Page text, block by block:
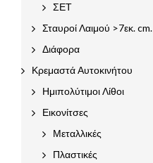
ΣΕΤ
Σταυροί Λαιμού >7εκ. cm.
Διάφορα
Κρεμαστά Αυτοκινήτου
Ημιπολύτιμοι Λίθοι
Εικονίτσες
Μεταλλικές
Πλαστικές